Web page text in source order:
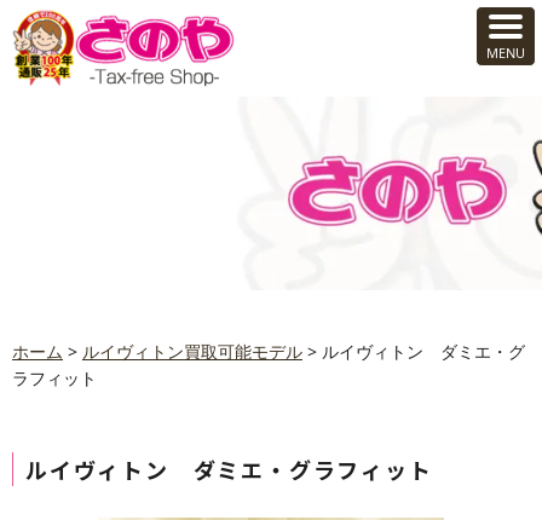
ホーム > ルイヴィトン買取可能モデル > ルイヴィトン ダミエ・グ
ラフィット
ルイヴィトン ダミエ・グラフィット